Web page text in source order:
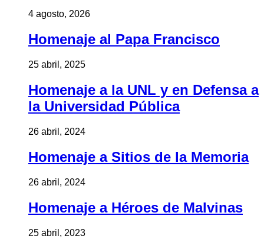
4 agosto, 2026
Homenaje al Papa Francisco
25 abril, 2025
Homenaje a la UNL y en Defensa a
la Universidad Pública
26 abril, 2024
Homenaje a Sitios de la Memoria
26 abril, 2024
Homenaje a Héroes de Malvinas
25 abril, 2023